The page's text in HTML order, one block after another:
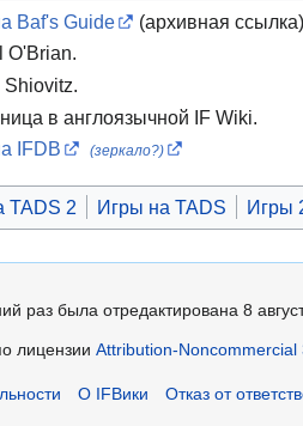
Baf's Guide
(архивная ссылка)
O'Brian.
Shiovitz.
в англоязычной IF Wiki.
IFDB
(зеркало?)
TADS 2 Игры на TADS Игры
раз была отредактирована 8
лицензииAttribution-Noncommercial
О IFВики Отказ от